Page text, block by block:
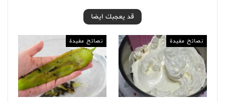
قد يعجبك ايضا
نصائح مفيدة نصائح مفيدة